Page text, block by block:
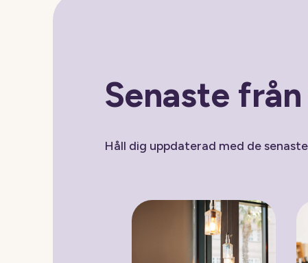
Senaste
Håll dig uppdaterad med de